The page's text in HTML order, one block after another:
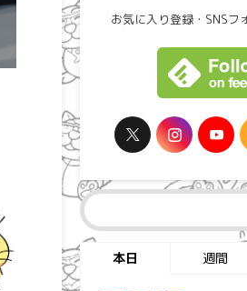
お気に入り登録・SNSフ
本日 週間